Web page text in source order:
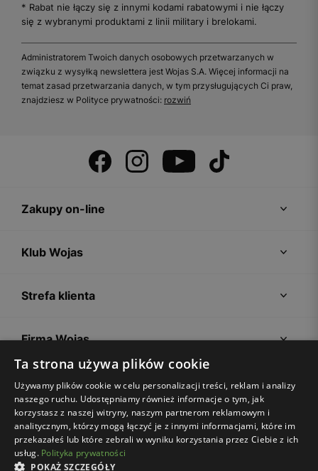
* Rabat nie łączy się z innymi kodami rabatowymi i nie łączy
się z wybranymi produktami z linii military i brelokami.
Administratorem Twoich danych osobowych przetwarzanych w
związku z wysyłką newslettera jest Wojas S.A. Więcej informacji na
temat zasad przetwarzania danych, w tym przysługujących Ci praw,
znajdziesz w Polityce prywatności: rozwiń
Zakupy on-line
Klub Wojas
Strefa klienta
Firma Wojas
Porady
Ta strona używa plików cookie
Używamy plików cookie w celu personalizacji treści, reklam i analizy
naszego ruchu. Udostępniamy również informacje o tym, jak
korzystasz z naszej witryny, naszym partnerom reklamowym i
analitycznym, którzy mogą łączyć je z innymi informacjami, które im
przekazałeś lub które zebrali w wyniku korzystania przez Ciebie z ich
usług. Polityka prywatności
POKAŻ SZCZEGÓŁY